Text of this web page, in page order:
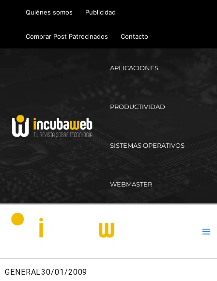
Quiénes somos Publicidad
Comprar Post Patrocinados Contacto
APLICACIONES
PRODUCTIVIDAD
SISTEMAS OPERATIVOS
WEBMASTER
GENERAL30/01/2009